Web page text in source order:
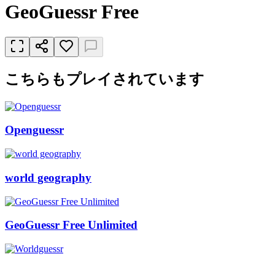
GeoGuessr Free
こちらもプレイされています
Openguessr
world geography
GeoGuessr Free Unlimited